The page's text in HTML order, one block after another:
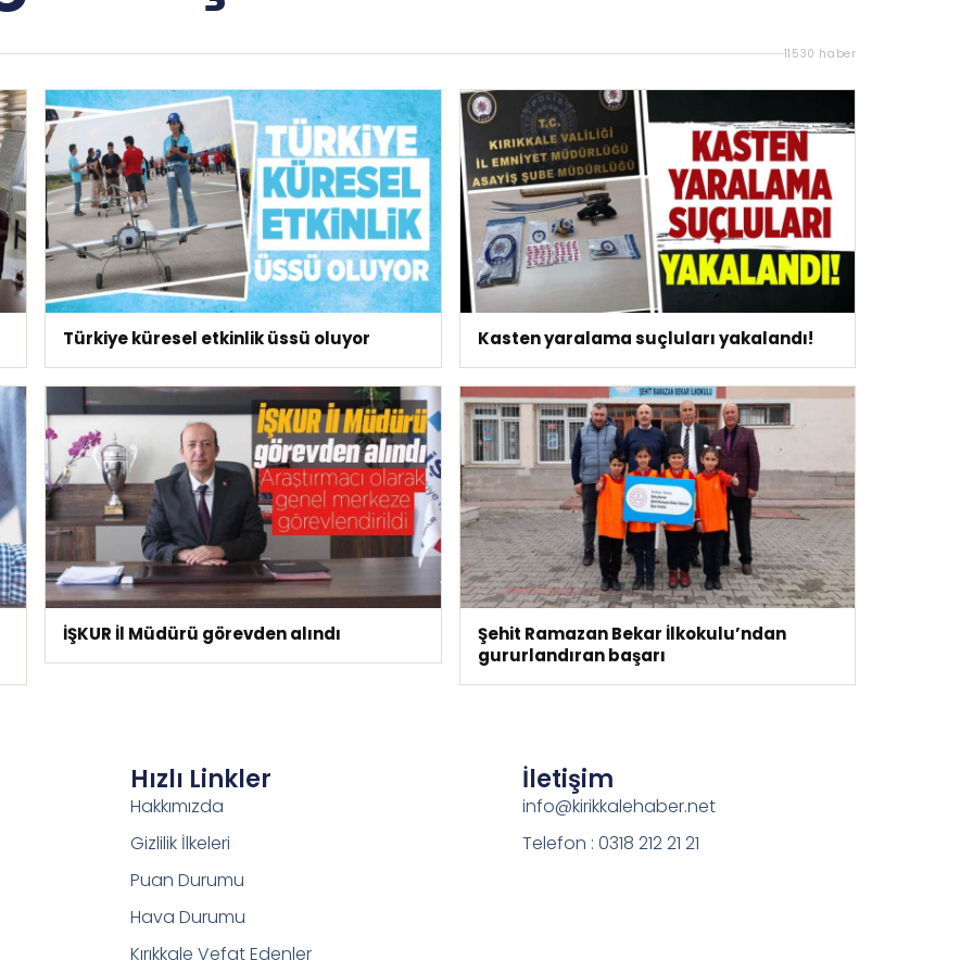
11530 haber
Türkiye küresel etkinlik üssü oluyor Kasten yaralama suçluları yakalandı!
İŞKUR İl Müdürü görevden alındı
Şehit Ramazan Bekar İlkokulu’ndan
gururlandıran başarı
Hızlı Linkler
Hakkımızda
Gizlilik İlkeleri
Puan Durumu
Hava Durumu
Kırıkkale Vefat Edenler
İletişim
info@kirikkalehaber.net
Telefon : 0318 212 21 21